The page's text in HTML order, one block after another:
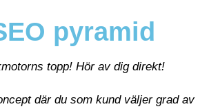
pyramid
topp! Hör av dig direkt!
där du som kund väljer grad av